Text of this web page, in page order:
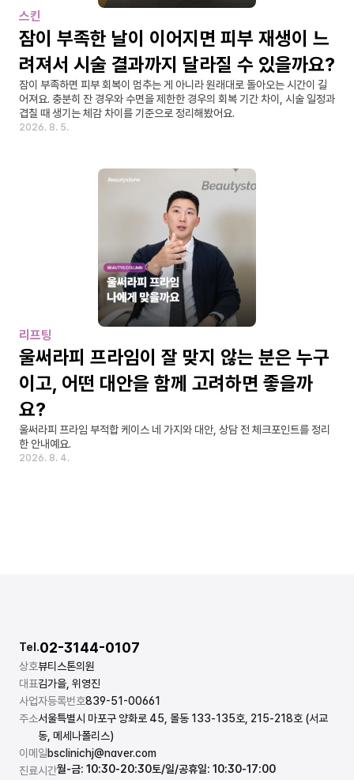
스킨
잠이 부족한 날이 이어지면 피부 재생이 느
려져서 시술 결과까지 달라질 수 있을까요?
잠이 부족하면 피부 회복이 멈추는 게 아니라 원래대로 돌아오는 시간이 길
어져요. 충분히 잔 경우와 수면을 제한한 경우의 회복 기간 차이, 시술 일정과
겹칠 때 생기는 체감 차이를 기준으로 정리해봤어요.
2026. 8. 5.
리프팅
울써라피 프라임이 잘 맞지 않는 분은 누구
이고, 어떤 대안을 함께 고려하면 좋을까
요?
울써라피 프라임 부적합 케이스 네 가지와 대안, 상담 전 체크포인트를 정리
한 안내예요.
2026. 8. 4.
상호뷰티스톤의원
대표김가을, 위영진
사업자등록번호839-51-00661
주소서울특별시 마포구 양화로 45, 몰동 133-135호, 215-218호 (서교
동, 메세나폴리스)
이메일bsclinichj@naver.com
진료시간월-금: 10:30-20:30토/일/공휴일: 10:30-17:00
Tel.02-3144-0107